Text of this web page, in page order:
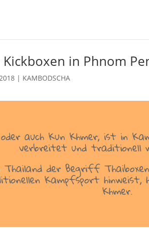
in Phnom
| KAMBODSCHA
auch Kun Khmer, ist in
verbreitet und traditionell
Thailand der Begriff
Kampfsport hinweist,
Khmer.